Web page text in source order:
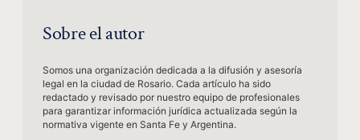
Sobre el autor
Somos una organización dedicada a la difusión y asesoría
legal en la ciudad de Rosario. Cada artículo ha sido
redactado y revisado por nuestro equipo de profesionales
para garantizar información jurídica actualizada según la
normativa vigente en Santa Fe y Argentina.